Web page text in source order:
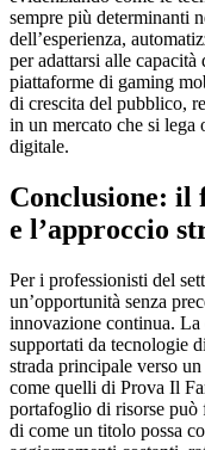
sempre più determinanti
dell’esperienza,
per adattarsi alle
piattaforme di gaming
di crescita del pubblico,
in un mercato che si
digitale.
Conclusione: il
e l’approccio
Per i professionisti del
un’opportunità senza
innovazione continua.
supportati da tecnologie
strada principale verso
come quelli di Prova Il
portafoglio di risorse
di come un titolo possa